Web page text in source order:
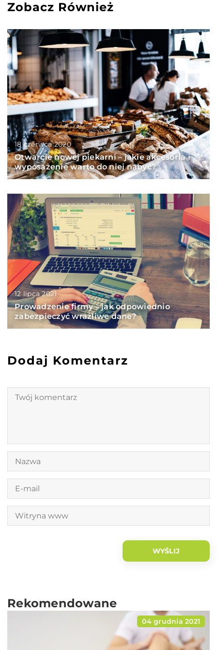
Zobacz Również
18 czerwca 2020
Otwarcie nowej piekarni – jakie akcesoria i
wyposażenie warto do niej nabyć?
12 lipca 2021
Prowadzenie firmy – jak odpowiednio
zabezpieczyć wrażliwe dane?
Dodaj Komentarz
Rekomendowane
04 grudnia 2021